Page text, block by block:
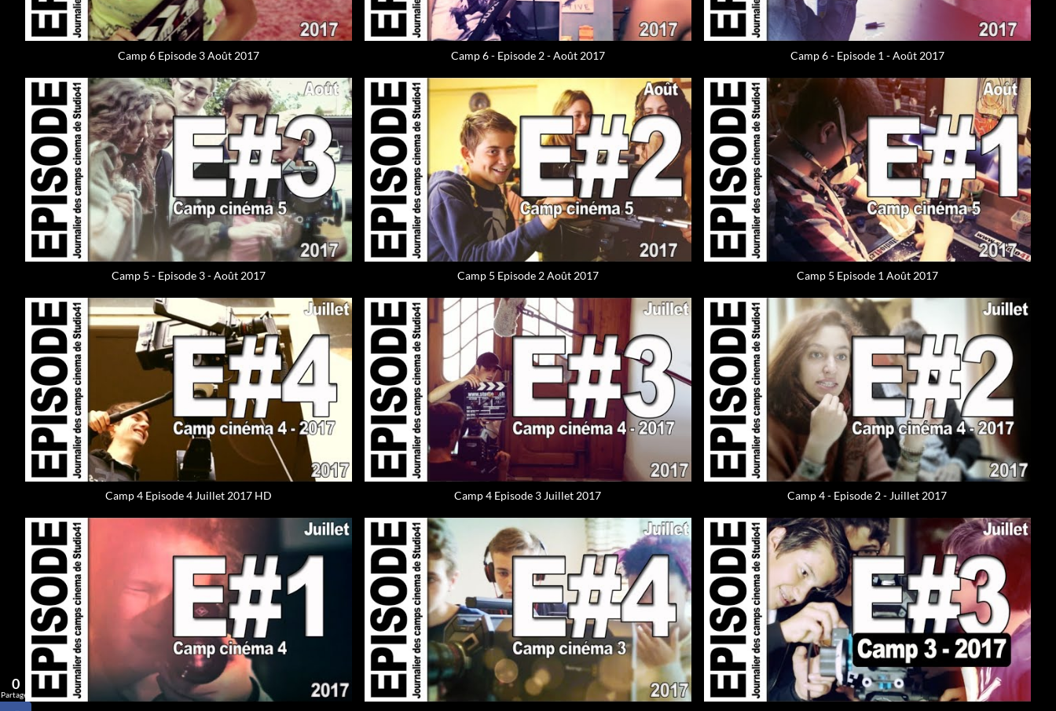
Camp 6 Episode 3 Août 2017 Camp 6 - Episode 2 - Août 2017 Camp 6 - Episode 1 - Août 2017
Camp 5 - Episode 3 - Août 2017 Camp 5 Episode 2 Août 2017 Camp 5 Episode 1 Août 2017
Camp 4 Episode 4 Juillet 2017 HD Camp 4 Episode 3 Juillet 2017 Camp 4 - Episode 2 - Juillet 2017
0
Partages